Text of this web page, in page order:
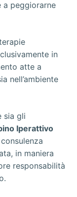
a peggiorarne
in
atte a
nell’ambiente
sia gli
Iperattivo
in maniera
responsabilità